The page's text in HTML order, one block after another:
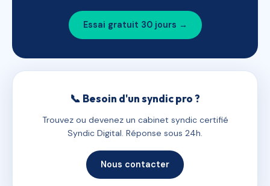
Essai gratuit 30 jours →
📞 Besoin d'un syndic pro ?
Trouvez ou devenez un cabinet syndic certifié
Syndic Digital. Réponse sous 24h.
Nous contacter